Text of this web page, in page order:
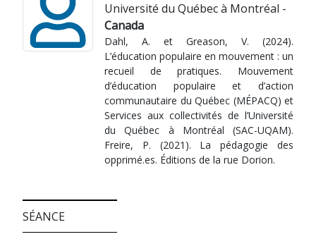
Université du Québec à Montréal -
Canada
Dahl, A. et Greason, V. (2024).
L’éducation populaire en mouvement : un
recueil de pratiques. Mouvement
d’éducation populaire et d’action
communautaire du Québec (MÉPACQ) et
Services aux collectivités de l’Université
du Québec à Montréal (SAC-UQAM).
Freire, P. (2021). La pédagogie des
opprimé.es. Éditions de la rue Dorion.
SÉANCE